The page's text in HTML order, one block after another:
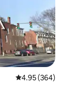
Calificación
4.95 (364)